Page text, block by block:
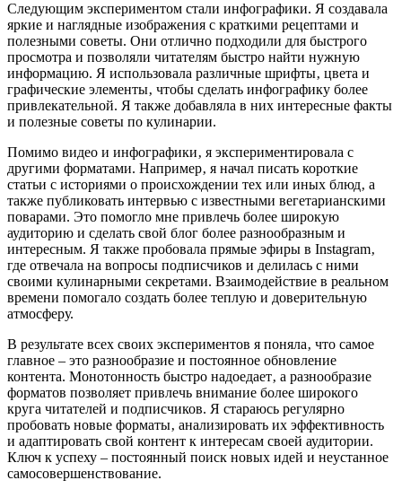
Следующим экспериментом стали инфографики. Я создавала
яркие и наглядные изображения с краткими рецептами и
полезными советы. Они отлично подходили для быстрого
просмотра и позволяли читателям быстро найти нужную
информацию. Я использовала различные шрифты‚ цвета и
графические элементы‚ чтобы сделать инфографику более
привлекательной. Я также добавляла в них интересные факты
и полезные советы по кулинарии.
Помимо видео и инфографики‚ я экспериментировала с
другими форматами. Например‚ я начал писать короткие
статьи с историями о происхождении тех или иных блюд‚ а
также публиковать интервью с известными вегетарианскими
поварами. Это помогло мне привлечь более широкую
аудиторию и сделать свой блог более разнообразным и
интересным. Я также пробовала прямые эфиры в Instagram‚
где отвечала на вопросы подписчиков и делилась с ними
своими кулинарными секретами. Взаимодействие в реальном
времени помогало создать более теплую и доверительную
атмосферу.
В результате всех своих экспериментов я поняла‚ что самое
главное – это разнообразие и постоянное обновление
контента. Монотонность быстро надоедает‚ а разнообразие
форматов позволяет привлечь внимание более широкого
круга читателей и подписчиков. Я стараюсь регулярно
пробовать новые форматы‚ анализировать их эффективность
и адаптировать свой контент к интересам своей аудитории.
Ключ к успеху – постоянный поиск новых идей и неустанное
самосовершенствование.